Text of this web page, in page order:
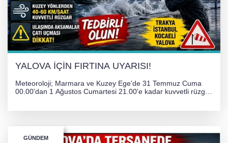
YALOVA İÇİN FIRTINA UYARISI!
Meteoroloji; Marmara ve Kuzey Ege'de 31 Temmuz Cuma
00.00'dan 1 Ağustos Cumartesi 21.00'e kadar kuvvetli rüzgar
GÜNDEM